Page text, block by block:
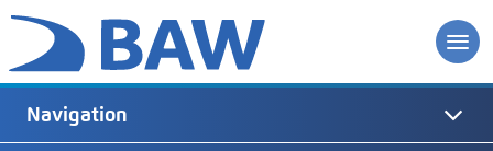
Navigation